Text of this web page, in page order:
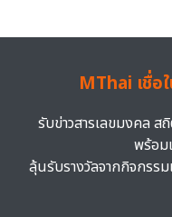
MThai เชื่อ
รับข่าวสารเลขมงคล ส
พร้อม
ลุ้นรับรางวัลจากกิจกรร